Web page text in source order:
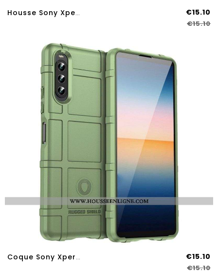
Housse Sony Xperia 10 IV Simili Cuir Simple €15.10
€15.10
Coque Sony Xperia 10 IV Rugged Shield €15.10
€15.10